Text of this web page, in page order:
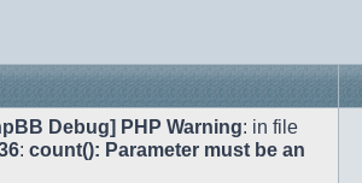
Debug] PHP Warning: in file
: count(): Parameter must be an